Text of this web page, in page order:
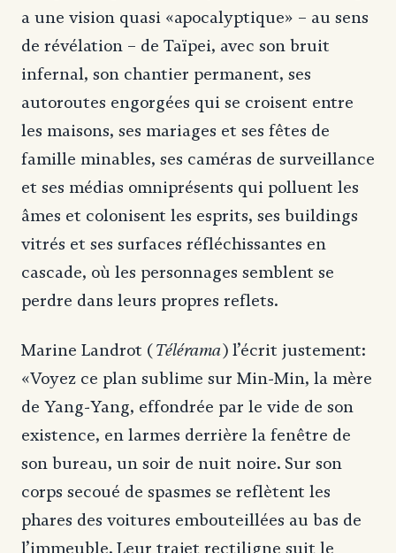
a une vision quasi «apocalyptique» – au sens
de révélation – de Taïpei, avec son bruit
infernal, son chantier permanent, ses
autoroutes engorgées qui se croisent entre
les maisons, ses mariages et ses fêtes de
famille minables, ses caméras de surveillance
et ses médias omniprésents qui polluent les
âmes et colonisent les esprits, ses buildings
vitrés et ses surfaces réfléchissantes en
cascade, où les personnages semblent se
perdre dans leurs propres reflets.
Marine Landrot (Télérama) l’écrit justement:
«Voyez ce plan sublime sur Min-Min, la mère
de Yang-Yang, effondrée par le vide de son
existence, en larmes derrière la fenêtre de
son bureau, un soir de nuit noire. Sur son
corps secoué de spasmes se reflètent les
phares des voitures embouteillées au bas de
l’immeuble. Leur trajet rectiligne suit le